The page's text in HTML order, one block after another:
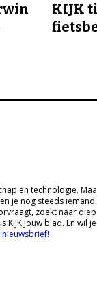
KIJK
en technologie.
je nog steeds iemand
zoekt naar
jouw blad. En wil